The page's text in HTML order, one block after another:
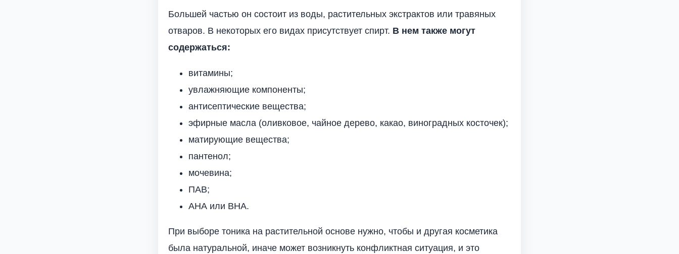
Большей частью он состоит из воды, растительных экстрактов или травяных
отваров. В некоторых его видах присутствует спирт. В нем также могут
содержаться:
витамины;
увлажняющие компоненты;
антисептические вещества;
эфирные масла (оливковое, чайное дерево, какао, виноградных косточек);
матирующие вещества;
пантенол;
мочевина;
ПАВ;
АНА или ВНА.
При выборе тоника на растительной основе нужно, чтобы и другая косметика
была натуральной, иначе может возникнуть конфликтная ситуация, и это